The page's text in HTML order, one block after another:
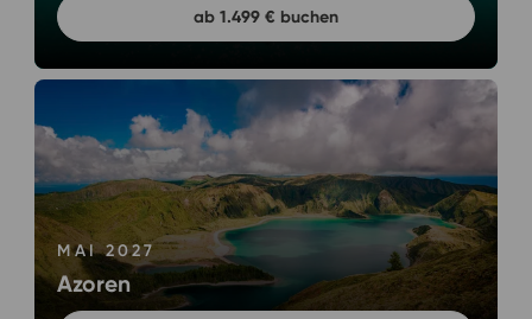
ab 1.499 € buchen
MAI 2027
Azoren